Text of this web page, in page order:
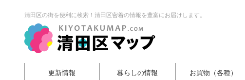
清田区の街を便利に検索！清田区密着の情報を豊富にお届けします。
更新情報 暮らしの情報 お買物（各種）